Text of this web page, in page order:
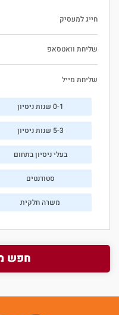
חייג למעסיק
שליחת וואטסאפ
שליחת מייל
0-1 שנות ניסיון
5-3 שנות ניסיון
בעלי ניסיון בתחום
סטודנטים
משרה חלקית
חפש